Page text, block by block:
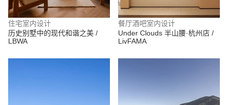
住宅室内设计
历史别墅中的现代和谐之美 /
LBWA
餐厅酒吧室内设计
Under Clouds 半山腰·杭州店 /
LivFAMA